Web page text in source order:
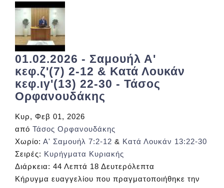
01.02.2026 - Σαμουήλ Α'
κεφ.ζ'(7) 2-12 & Κατά Λουκάν
κεφ.ιγ'(13) 22-30 - Τάσος
Ορφανουδάκης
Κυρ, Φεβ 01, 2026
από Τάσος Ορφανουδάκης
Χωρίο: Α' Σαμουήλ 7:2-12 & Κατά Λουκάν 13:22-30
Σειρές: Κυρήγματα Κυριακής
Διάρκεια: 44 Λεπτά 18 Δευτερόλεπτα
Κήρυγμα ευαγγελίου που πραγματοποιήθηκε την